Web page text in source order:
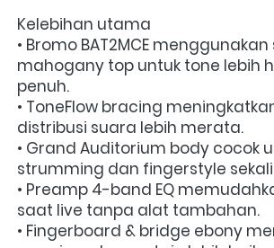
Kelebihan utama
• Bromo BAT2MCE menggunakan
mahogany top untuk tone lebih
penuh.
• ToneFlow bracing
distribusi suara lebih merata.
• Grand Auditorium body cocok
strumming dan fingerstyle
• Preamp 4-band EQ
saat live tanpa alat tambahan.
• Fingerboard & bridge ebony